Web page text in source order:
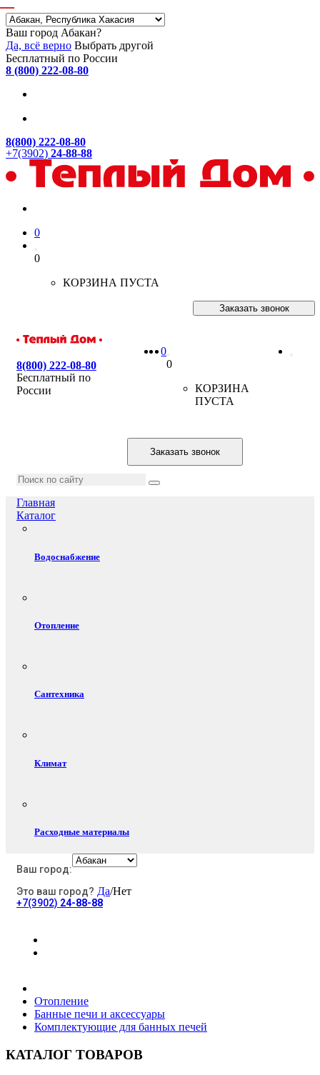
Ваш город Абакан?
Да, всё верно Выбрать другой
Бесплатный по России
8 (800) 222-08-80
8(800) 222-08-80
+7(3902) 24-88-88
0
0
КОРЗИНА ПУСТА
Заказать звонок
8(800) 222-08-80
Бесплатный по
России
0
0
КОРЗИНА
ПУСТА
Заказать звонок
Главная
Каталог
Водоснабжение
Отопление
Сантехника
Климат
Расходные материалы
Электротовары
Ваш город:
Это ваш город? Да/Нет
+7(3902) 24-88-88
Отопление
Банные печи и аксессуары
Комплектующие для банных печей
КАТАЛОГ ТОВАРОВ